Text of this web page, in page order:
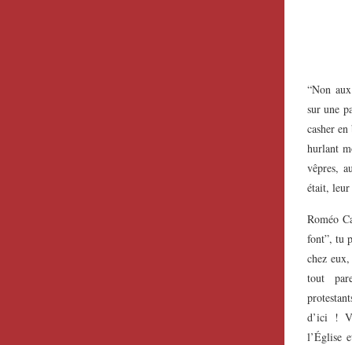
“Non
sur une
casher
hurlant
vêpres,
était, leur
Roméo
font”, tu
chez
tout
d’ici !
l’Église